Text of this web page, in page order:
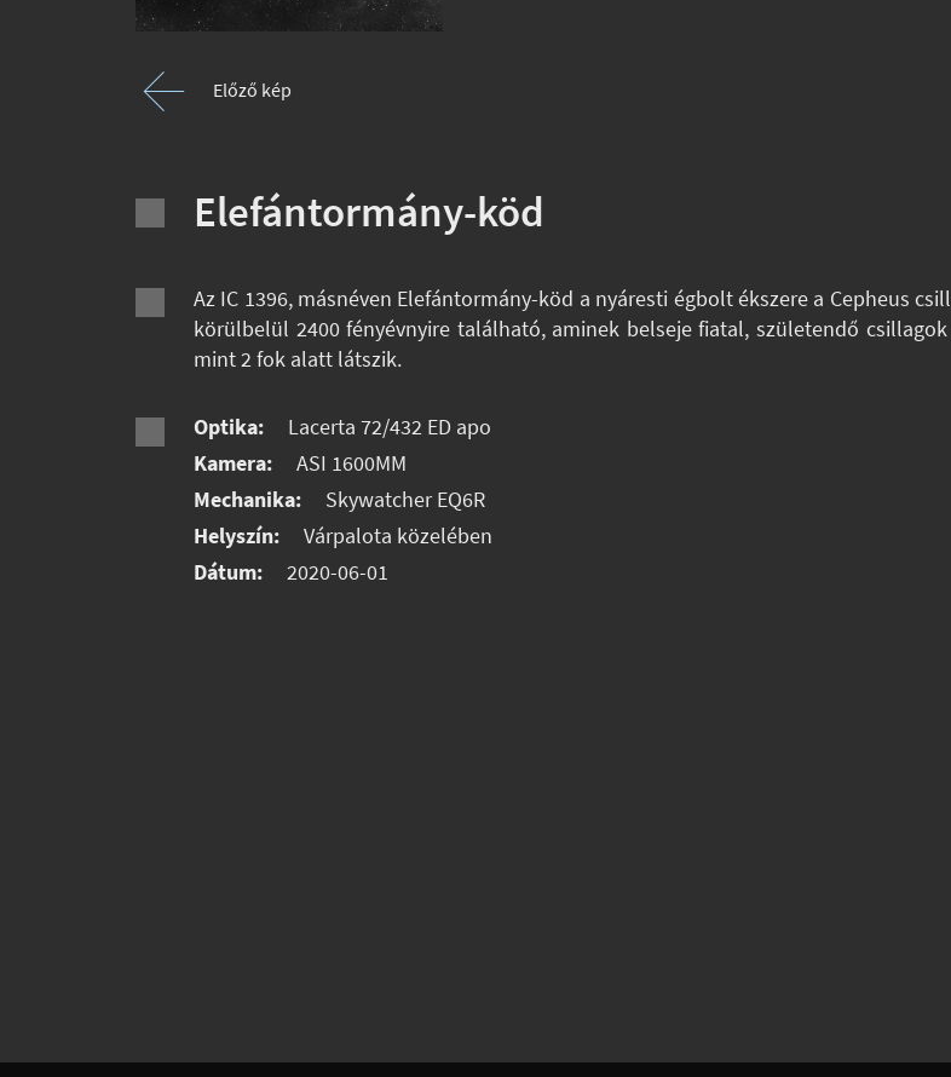
Előző kép
Elefántormány-köd
Az IC 1396, másnéven Elefántormány-köd a nyáresti égbolt ékszere a Cepheus
körülbelül 2400 fényévnyire található, aminek belseje fiatal, születendő
mint 2 fok alatt látszik.
Optika:
Lacerta 72/432 ED apo
Kamera:
ASI 1600MM
Mechanika:
Skywatcher EQ6R
Helyszín:
Várpalota közelében
Dátum:
2020-06-01